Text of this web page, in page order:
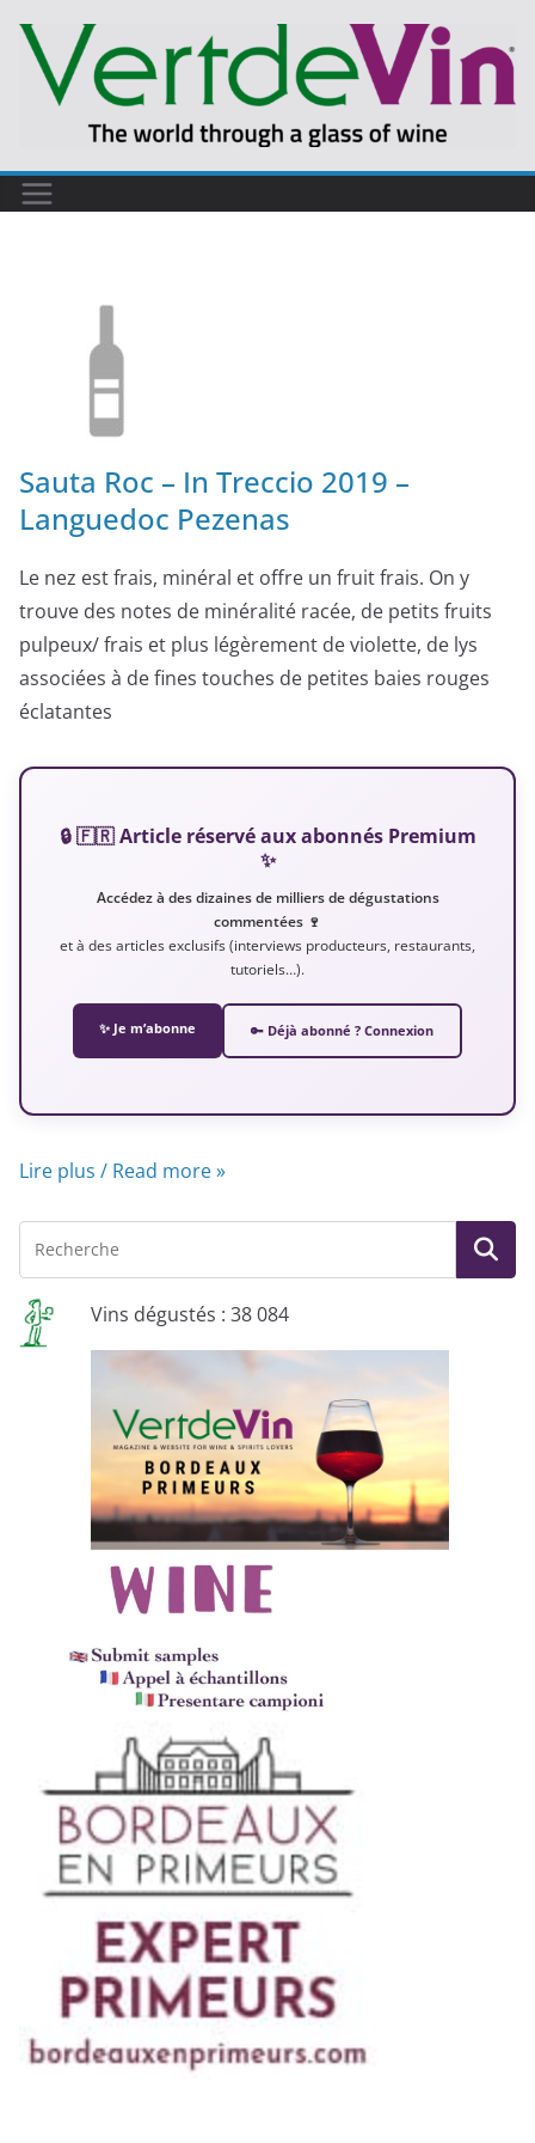
Sauta Roc – In Treccio 2019 –
Languedoc Pezenas
Le nez est frais, minéral et offre un fruit frais. On y
trouve des notes de minéralité racée, de petits fruits
pulpeux/ frais et plus légèrement de violette, de lys
associées à de fines touches de petites baies rouges
éclatantes
🔒 🇫🇷 Article réservé aux abonnés Premium
✨
Accédez à des dizaines de milliers de dégustations
commentées 🍷
et à des articles exclusifs (interviews producteurs, restaurants,
tutoriels…).
✨ Je m’abonne 🔑 Déjà abonné ? Connexion
Lire plus / Read more »
Vins dégustés : 38 084